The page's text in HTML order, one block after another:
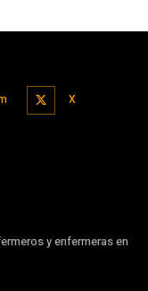
X
y enfermeras en